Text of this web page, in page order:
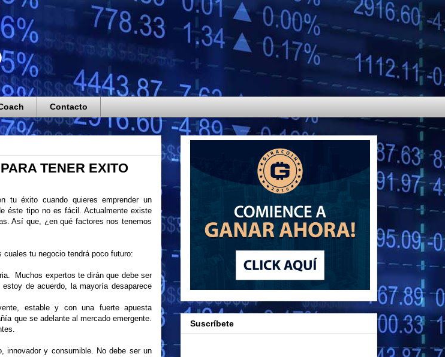
Contacto
TENER EXITO
tu éxito cuando quieres emprender un
éste tipo no es fácil. Actualmente existe
Así que, ¿en qué factores nos tenemos
tu negocio tendrá poco futuro:
Muchos expertos te dirán que debe ser
de acuerdo, la mayoría desaparece
estable y con una fuerte apuesta
que se adelante al mercado emergente.
innovador y consumible. No debe ser un
Suscríbete